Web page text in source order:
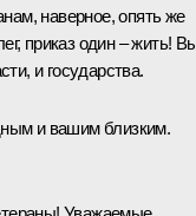
наверное, опять же
приказ один – жить!
и государства.
и вашим близким.